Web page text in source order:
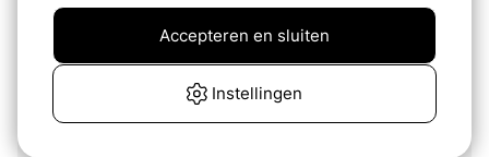
van€626
van€569.90
Instellingen
Accepteren en sluiten